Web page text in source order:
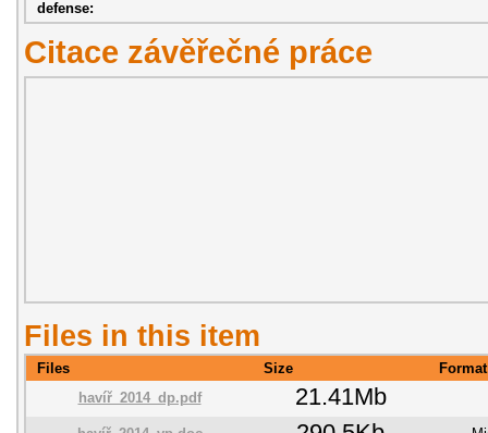
defense:
Citace závěřečné práce
Files in this item
Files Size
Format
havíř_2014_dp.pdf
21.41Mb